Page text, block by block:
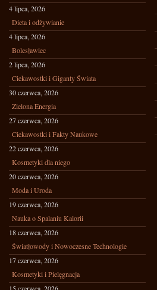
4 lipca, 2026
Dieta i odżywianie
4 lipca, 2026
Bolesławiec
2 lipca, 2026
Ciekawostki i Giganty Świata
30 czerwca, 2026
Zielona Energia
27 czerwca, 2026
Ciekawostki i Fakty Naukowe
22 czerwca, 2026
Kosmetyki dla niego
20 czerwca, 2026
Moda i Uroda
19 czerwca, 2026
Nauka o Spalaniu Kalorii
18 czerwca, 2026
Światłowody i Nowoczesne Technologie
17 czerwca, 2026
Kosmetyki i Pielęgnacja